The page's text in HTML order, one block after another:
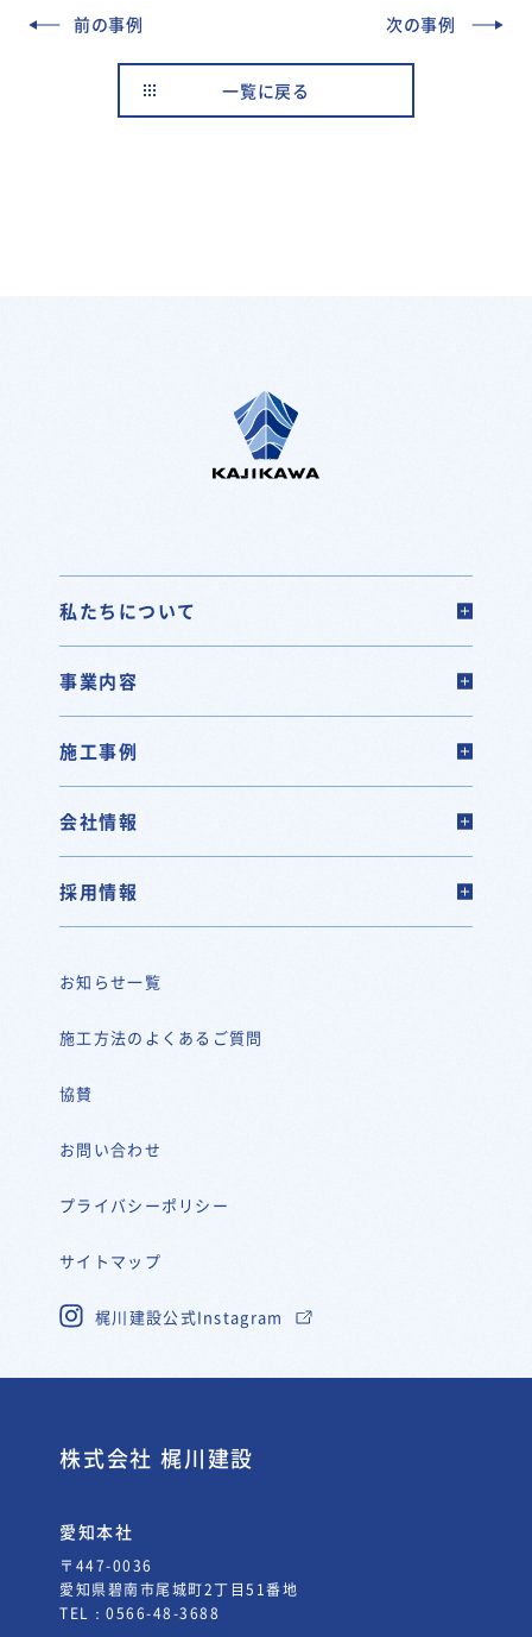
前の事例 次の事例
一覧に戻る
私たちについて
事業内容
施工事例
会社情報
採用情報
お知らせ一覧
施工方法のよくあるご質問
協賛
お問い合わせ
プライバシーポリシー
サイトマップ
梶川建設公式Instagram
株式会社 梶川建設
愛知本社
〒447-0036
愛知県碧南市尾城町2丁目51番地
TEL： 0566-48-3688